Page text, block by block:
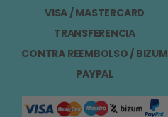
VISA / MASTERCARD
TRANSFERENCIA
CONTRA REEMBOLSO / BIZUM
PAYPAL